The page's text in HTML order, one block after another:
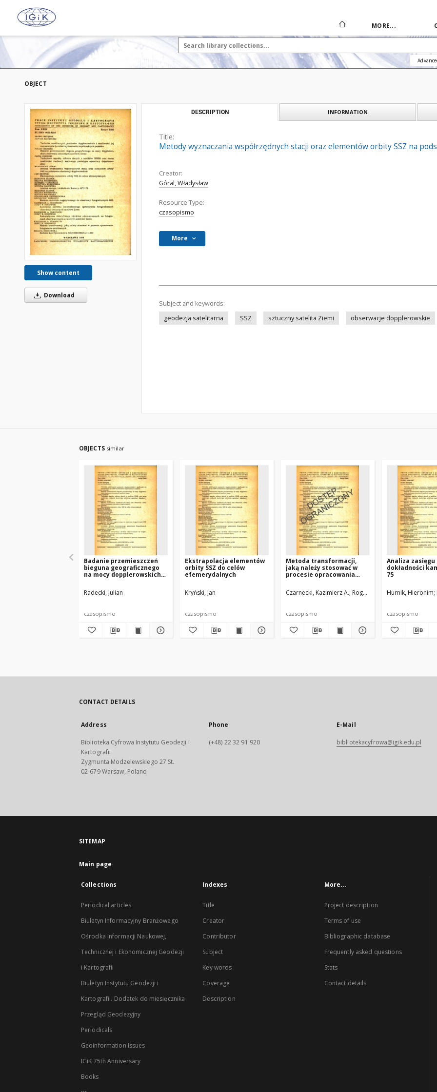
MORE...
OBJECT
Show content
Download
DESCRIPTION INFORMATION
Title:
Metody wyznaczania współrzędnych stacji oraz elementów orbity SSZ na
Creator:
Góral, Władysław
Resource Type:
czasopismo
More
Subject and keywords:
geodezja satelitarna
SSZ sztuczny satelita Ziemi obserwacje dopplerowskie
OBJECTS similar
Badanie przemieszczeń
bieguna geograficznego
na mocy dopplerowskich
satelitów Ziemi
Radecki, Julian
czasopismo
Ekstrapolacja elementów
orbity SSZ do celów
efemerydalnych
Kryński, Jan
czasopismo
Metoda transformacji,
jaką należy stosować w
procesie opracowania
Czarnecki, Kazimierz A. Rogowski, Jerzy B.
czasopismo
Analiza zasięgu
dokładności
75
Hurnik, Hieronim
czasopismo
CONTACT DETAILS
Address
Biblioteka Cyfrowa Instytutu Geodezji i
Kartografii
Zygmunta Modzelewskiego 27 St.
02-679 Warsaw, Poland
Phone
(+48) 22 32 91 920
E-Mail
bibliotekacyfrowa@igik.edu.pl
SITEMAP
Main page
Collections
Periodical articles
Biuletyn Informacyjny Branżowego
Ośrodka Informacji Naukowej,
Technicznej i Ekonomicznej Geodezji
i Kartografii
Biuletyn Instytutu Geodezji i
Kartografii. Dodatek do miesięcznika
Przegląd Geodezyjny
Periodicals
Geoinformation Issues
IGiK 75th Anniversary
Books
...
Indexes
Title
Creator
Contributor
Subject
Key words
Coverage
Description
More...
Project description
Terms of use
Bibliographic database
Frequently asked questions
Stats
Contact details